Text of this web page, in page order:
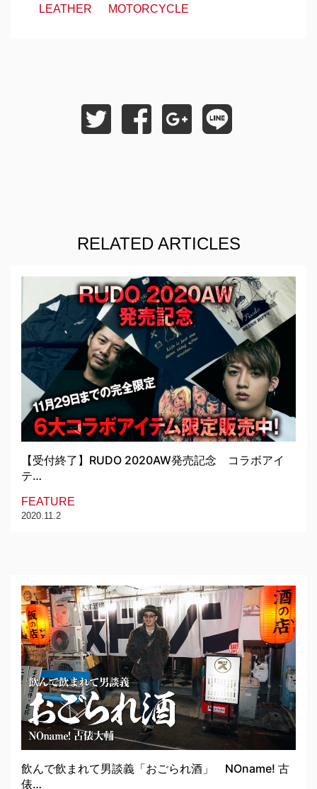
LEATHER MOTORCYCLE
RELATED ARTICLES
【受付終了】RUDO 2020AW発売記念 コラボアイ
テ…
FEATURE
2020.11.2
飲んで飲まれて男談義「おごられ酒」 NOname! 古
俵…